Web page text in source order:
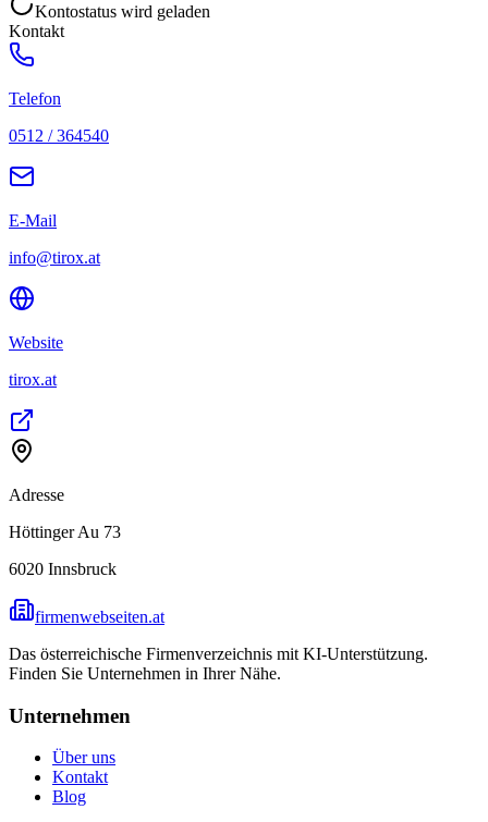
Kontostatus wird geladen
Kontakt
Telefon
0512 / 364540
E-Mail
info@tirox.at
Website
tirox.at
Adresse
Höttinger Au 73
6020 Innsbruck
firmenwebseiten.at
Das österreichische Firmenverzeichnis mit KI-Unterstützung.
Finden Sie Unternehmen in Ihrer Nähe.
Unternehmen
Über uns
Kontakt
Blog